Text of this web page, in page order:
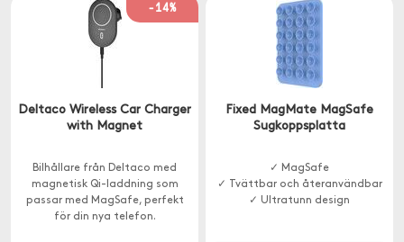
-14%
Deltaco Wireless Car Charger
with Magnet
Bilhållare från Deltaco med
magnetisk Qi-laddning som
passar med MagSafe, perfekt
för din nya telefon.
Fixed MagMate MagSafe
Sugkoppsplatta
✓ MagSafe
✓ Tvättbar och återanvändbar
✓ Ultratunn design